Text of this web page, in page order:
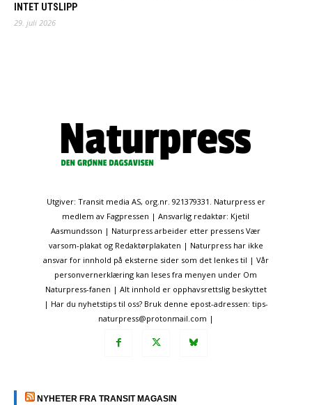
INTET UTSLIPP
29. juli 2026
Utgiver: Transit media AS, org.nr. 921379331. Naturpress er
medlem av Fagpressen | Ansvarlig redaktør: Kjetil
Aasmundsson | Naturpress arbeider etter pressens Vær
varsom-plakat og Redaktørplakaten | Naturpress har ikke
ansvar for innhold på eksterne sider som det lenkes til | Vår
personvernerklæring kan leses fra menyen under Om
Naturpress-fanen | Alt innhold er opphavsrettslig beskyttet
| Har du nyhetstips til oss? Bruk denne epost-adressen: tips-
naturpress@protonmail.com |
NYHETER FRA TRANSIT MAGASIN